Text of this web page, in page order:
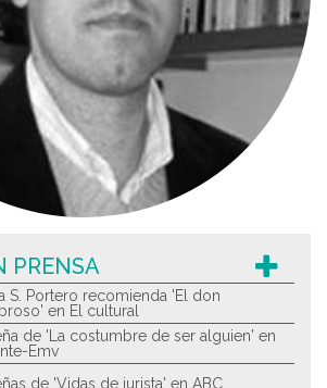
PRENSA
S. Portero recomienda 'El don
en El cultural
de 'La costumbre de ser alguien' en
Emv
de 'Vidas de jurista' en ABC